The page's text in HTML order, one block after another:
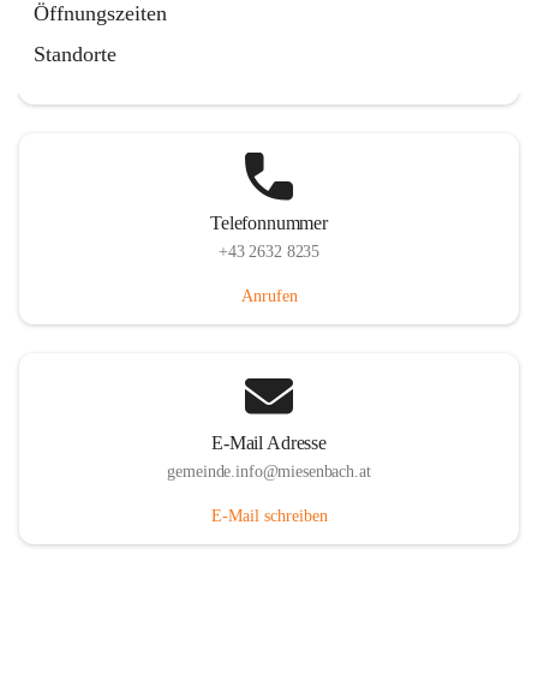
Öffnungszeiten
Standorte
Telefonnummer
+43 2632 8235
Anrufen
E-Mail Adresse
gemeinde.info@miesenbach.at
E-Mail schreiben